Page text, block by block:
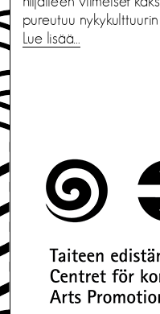
pureutuu
Lue lisää…